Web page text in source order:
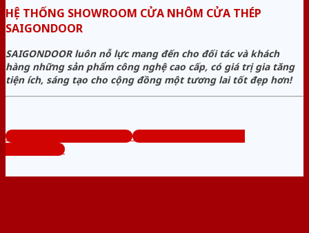
HỆ THỐNG SHOWROOM CỬA NHÔM CỬA THÉP
SAIGONDOOR
SAIGONDOOR luôn nỗ lực mang đến cho đối tác và khách
hàng những sản phẩm công nghệ cao cấp, có giá trị gia tăng
tiện ích, sáng tạo cho cộng đồng một tương lai tốt đẹp hơn!
www.cuanhomcuathep.com
Tổng đài tư vấn miễn phí:
0824.400.400